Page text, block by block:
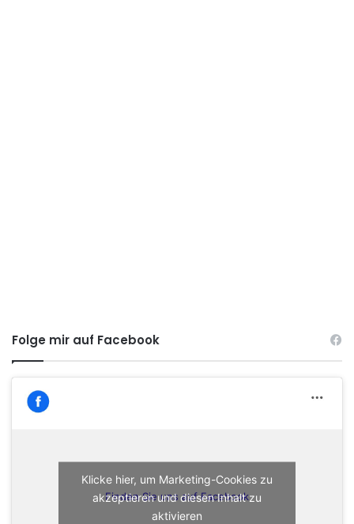
Folge mir auf Facebook
Finden Sie uns auf Facebook
Klicke hier, um Marketing-Cookies zu
akzeptieren und diesen Inhalt zu
aktivieren